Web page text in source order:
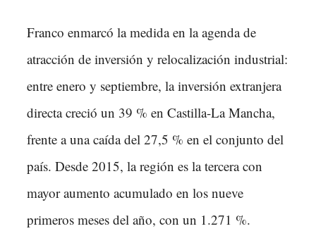
Franco enmarcó la medida en la agenda de
atracción de inversión y relocalización industrial:
entre enero y septiembre, la inversión extranjera
directa creció un 39 % en Castilla-La Mancha,
frente a una caída del 27,5 % en el conjunto del
país. Desde 2015, la región es la tercera con
mayor aumento acumulado en los nueve
primeros meses del año, con un 1.271 %.